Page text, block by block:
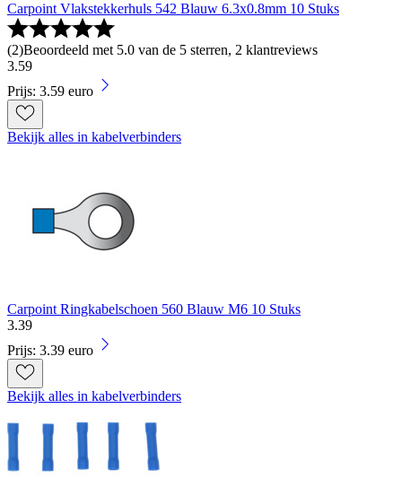
Carpoint Vlakstekkerhuls 542 Blauw 6.3x0.8mm 10 Stuks
(2)Beoordeeld met 5.0 van de 5 sterren, 2 klantreviews
3.59
Prijs: 3.59 euro
Bekijk alles in kabelverbinders
Carpoint Ringkabelschoen 560 Blauw M6 10 Stuks
3.39
Prijs: 3.39 euro
Bekijk alles in kabelverbinders